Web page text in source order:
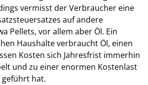
vermisst der Verbraucher eine
auf andere
Pellets, vor allem aber Öl. Ein
Haushalte verbraucht Öl, einen
Kosten sich Jahresfrist immerhin
und zu einer enormen Kostenlast
hat.